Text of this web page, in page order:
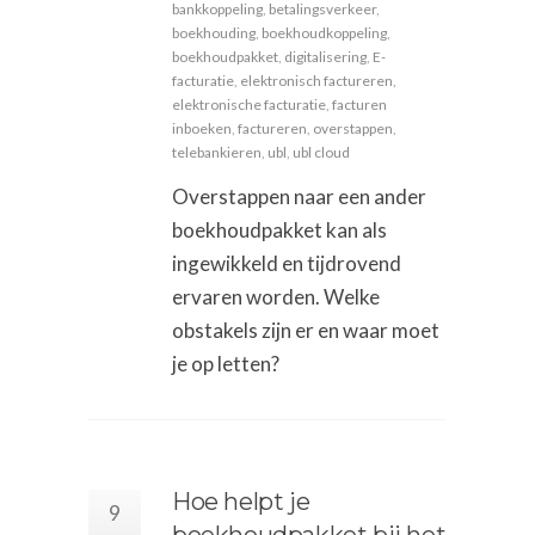
bankkoppeling, betalingsverkeer,
boekhouding, boekhoudkoppeling,
boekhoudpakket, digitalisering, E-
facturatie, elektronisch factureren,
elektronische facturatie, facturen
inboeken, factureren, overstappen,
telebankieren, ubl, ubl cloud
Overstappen naar een ander
boekhoudpakket kan als
ingewikkeld en tijdrovend
ervaren worden. Welke
obstakels zijn er en waar moet
je op letten?
9
Hoe helpt je